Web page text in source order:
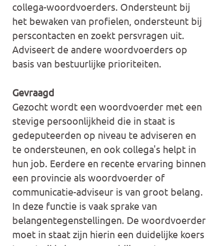
collega-woordvoerders. Ondersteunt bij
het bewaken van profielen, ondersteunt bij
perscontacten en zoekt persvragen uit.
Adviseert de andere woordvoerders op
basis van bestuurlijke prioriteiten.
Gevraagd
Gezocht wordt een woordvoerder met een
stevige persoonlijkheid die in staat is
gedeputeerden op niveau te adviseren en
te ondersteunen, en ook collega's helpt in
hun job. Eerdere en recente ervaring binnen
een provincie als woordvoerder of
communicatie-adviseur is van groot belang.
In deze functie is vaak sprake van
belangentegenstellingen. De woordvoerder
moet in staat zijn hierin een duidelijke koers